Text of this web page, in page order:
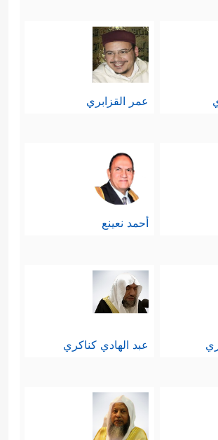
عمر القزابري
أحمد نعينع
عبد الهادي كناكري